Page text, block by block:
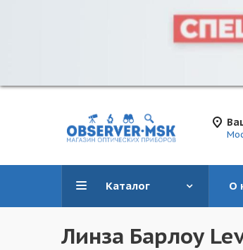
Каталог О
Линза Барлоу